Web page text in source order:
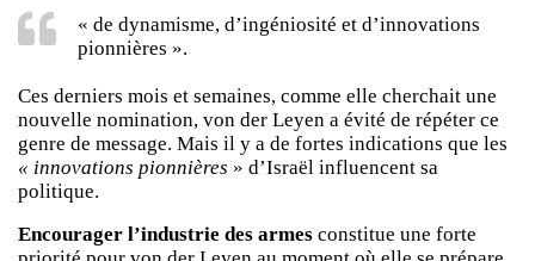
« de dynamisme, d’ingéniosité et d’innovations
pionnières ».
Ces derniers mois et semaines, comme elle cherchait une
nouvelle nomination, von der Leyen a évité de répéter ce
genre de message. Mais il y a de fortes indications que les
« innovations pionnières » d’Israël influencent sa
politique.
Encourager l’industrie des armes constitue une forte